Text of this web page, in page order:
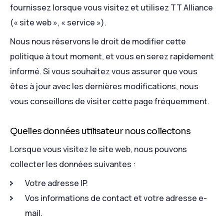
fournissez lorsque vous visitez et utilisez TT Alliance
(« site web », « service »).
Nous nous réservons le droit de modifier cette
politique à tout moment, et vous en serez rapidement
informé. Si vous souhaitez vous assurer que vous
êtes à jour avec les dernières modifications, nous
vous conseillons de visiter cette page fréquemment.
Quelles données utilisateur nous collectons
Lorsque vous visitez le site web, nous pouvons
collecter les données suivantes :
Votre adresse IP.
Vos informations de contact et votre adresse e-
mail.